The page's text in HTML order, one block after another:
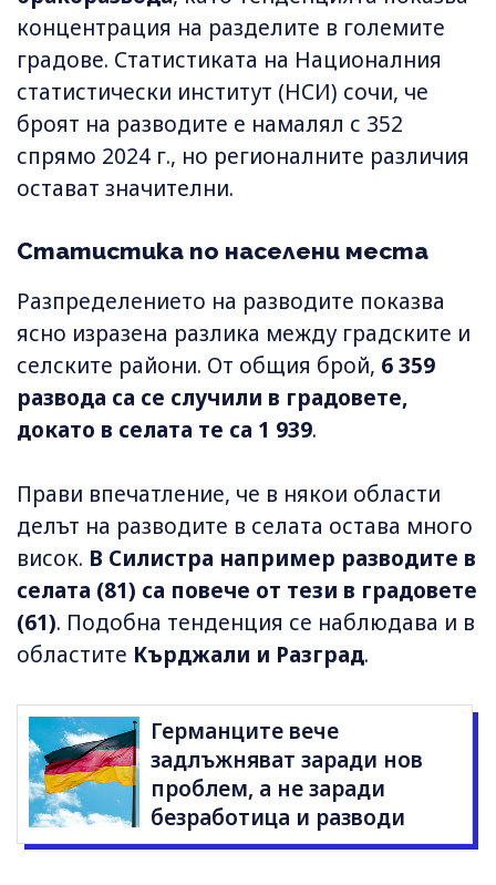
концентрация на разделите в големите
градове. Статистиката на Националния
статистически институт (НСИ) сочи, че
броят на разводите е намалял с 352
спрямо 2024 г., но регионалните различия
остават значителни.
Статистика по населени места
Разпределението на разводите показва
ясно изразена разлика между градските и
селските райони. От общия брой, 6 359
развода са се случили в градовете,
докато в селата те са 1 939.
Прави впечатление, че в някои области
делът на разводите в селата остава много
висок. В Силистра например разводите в
селата (81) са повече от тези в градовете
(61). Подобна тенденция се наблюдава и в
областите Кърджали и Разград.
Германците вече
задлъжняват заради нов
проблем, а не заради
безработица и разводи